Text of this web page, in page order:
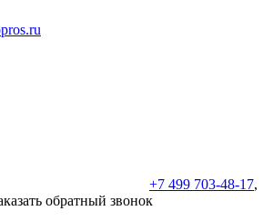
+7 499 703-48-17,
обратный звонок